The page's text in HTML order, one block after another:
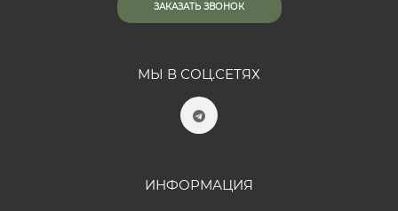
ЗАКАЗАТЬ ЗВОНОК
МЫ В СОЦ.СЕТЯХ
ИНФОРМАЦИЯ